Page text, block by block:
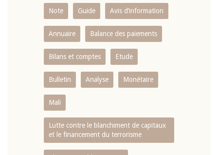
Note Guide Avis d’information
Annuaire Balance des paiements
Bilans et comptes Etude
Bulletin Analyse Monétaire
Mali
Lutte contre le blanchiment de capitaux
et le financement du terrorisme